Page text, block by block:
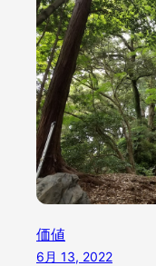
価値
6月 13, 2022